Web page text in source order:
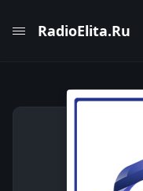
RadioElita.Ru